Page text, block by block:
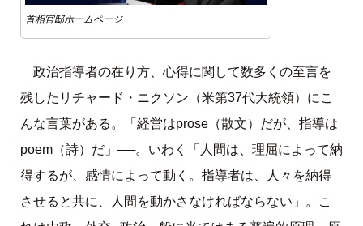
首相官邸ホームページ
政治指導者の在り方、心得に関して数多くの至言を
残したリチャード・ニクソン（米第37代大統領）にこ
んな言葉がある。「経営はprose（散文）だが、指導は
poem（詩）だ」──。いわく「人間は、理屈によって納
得するが、感情によって動く。指導者は、人々を納得
させると共に、人間を動かさなければならない」。こ